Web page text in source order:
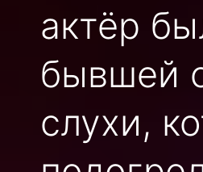
актёр
бывшей
слухи,